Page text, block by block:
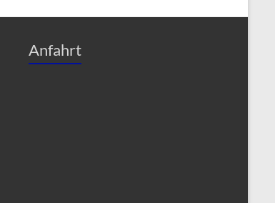
Anfahrt